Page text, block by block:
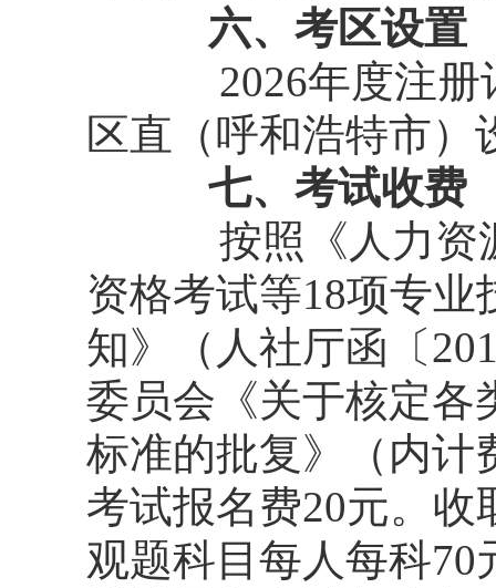
六、考区设置
2026年度注
区直（呼和浩特市）
七、考试收费
按照《人力资
资格考试等18项专
知》（人社厅函〔
委员会《关于核定各
标准的批复》（内计
考试报名费20元。
观题科目每人每科